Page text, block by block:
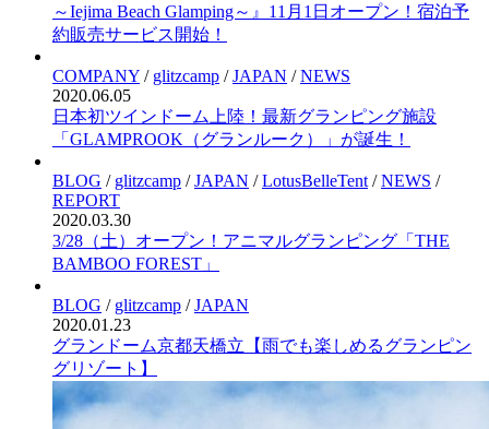
～Iejima Beach Glamping～』11月1日オープン！宿泊予
約販売サービス開始！
COMPANY / glitzcamp /JAPAN /NEWS
2020.06.05
日本初ツインドーム上陸！最新グランピング施設
「GLAMPROOK（グランルーク）」が誕生！
BLOG / glitzcamp /JAPAN /LotusBelleTent /NEWS /
REPORT
2020.03.30
3/28（土）オープン！アニマルグランピング「THE
BAMBOO FOREST」
BLOG / glitzcamp /JAPAN
2020.01.23
グランドーム京都天橋立【雨でも楽しめるグランピン
グリゾート】